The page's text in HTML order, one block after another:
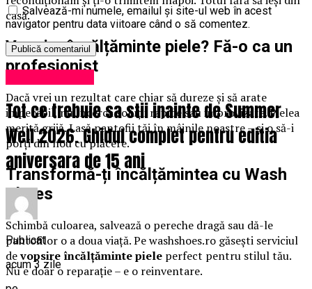
casă.
Vopsire încălțăminte piele? Fă-o ca un
profesionist
Dacă vrei un rezultat care chiar să dureze și să arate
impecabil, nu încerca soluții rapide sau improvizate. Pielea
merită grijă. Lasă pantofii tăi în mâinile noastre – și o să-i
porți din nou cu plăcere.
Transformă-ți încălțămintea cu Wash
Shoes
Schimbă culoarea, salvează o pereche dragă sau dă-le
pantofilor o a doua viață. Pe washshoes.ro găsești serviciul
devopsire încălțăminte piele perfect pentru stilul tău.
Nu e doar o reparație – e o reinventare.
Salvează-mi numele, emailul și site-ul web în acest
navigator pentru data viitoare când o să comentez.
Tot ce trebuie sa stii inainte de Summer
Well 2026. Ghidul complet pentru editia
aniversara de 15 ani
Publicat
acum 3 zile